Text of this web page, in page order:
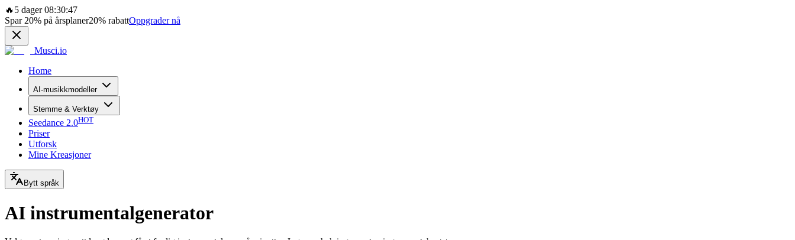
🔥 5 dager 08:30:47
Spar 20% på årsplaner20% rabattOppgrader nå
Musci.io
Home
AI-musikkmodeller
Stemme & Verktøy
Seedance 2.0HOT
Priser
Utforsk
Mine Kreasjoner
Bytt språk
AI instrumentalgenerator